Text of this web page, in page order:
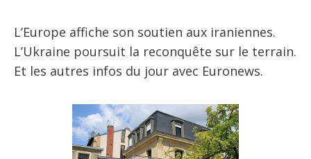
L’Europe affiche son soutien aux iraniennes.
L’Ukraine poursuit la reconquête sur le terrain.
Et les autres infos du jour avec Euronews.